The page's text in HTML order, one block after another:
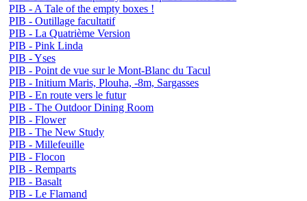
PIB - A Tale of the empty boxes !
PIB - Outillage facultatif
PIB - La Quatrième Version
PIB - Pink Linda
PIB - Yses
PIB - Point de vue sur le Mont-Blanc du Tacul
PIB - Initium Maris, Plouha, -8m, Sargasses
PIB - En route vers le futur
PIB - The Outdoor Dining Room
PIB - Flower
PIB - The New Study
PIB - Millefeuille
PIB - Flocon
PIB - Remparts
PIB - Basalt
PIB - Le Flamand